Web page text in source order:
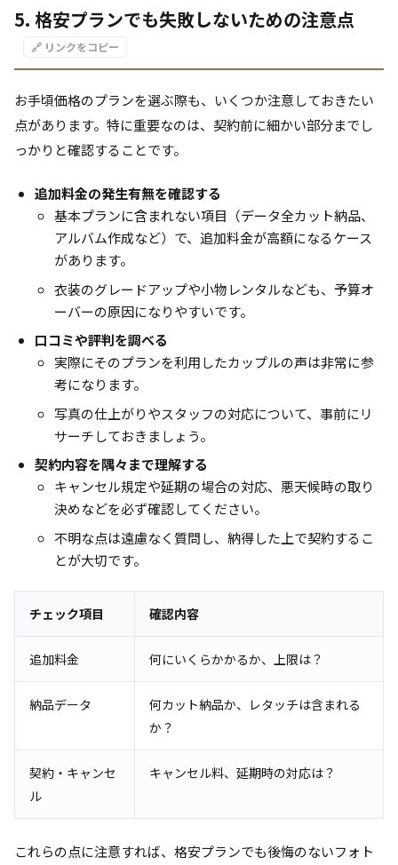
5. 格安プランでも失敗しないための注意点
🔗 リンクをコピー
お手頃価格のプランを選ぶ際も、いくつか注意しておきたい
点があります。特に重要なのは、契約前に細かい部分までし
っかりと確認することです。
追加料金の発生有無を確認する
基本プランに含まれない項目（データ全カット納品、
アルバム作成など）で、追加料金が高額になるケース
があります。
衣装のグレードアップや小物レンタルなども、予算オ
ーバーの原因になりやすいです。
口コミや評判を調べる
実際にそのプランを利用したカップルの声は非常に参
考になります。
写真の仕上がりやスタッフの対応について、事前にリ
サーチしておきましょう。
契約内容を隅々まで理解する
キャンセル規定や延期の場合の対応、悪天候時の取り
決めなどを必ず確認してください。
不明な点は遠慮なく質問し、納得した上で契約するこ
とが大切です。
チェック項目 確認内容
追加料金 何にいくらかかるか、上限は？
納品データ
何カット納品か、レタッチは含まれる
か？
契約・キャンセ
ル
キャンセル料、延期時の対応は？
これらの点に注意すれば、格安プランでも後悔のないフォト